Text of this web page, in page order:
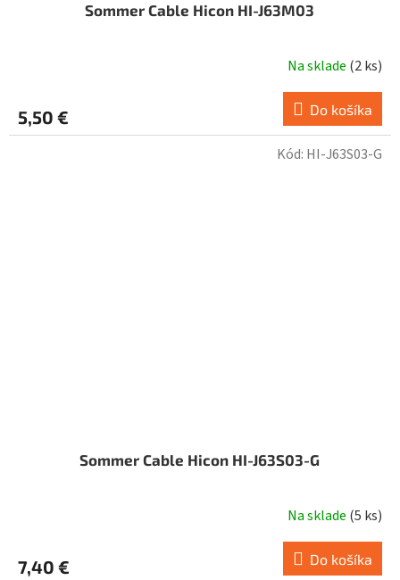
Sommer Cable Hicon HI-J63M03
Na sklade (2 ks)
5,50 € Do košíka
Sommer Cable Hicon HI-J63S03-G
Na sklade (5 ks)
7,40 € Do košíka
Kód: HI-J63S03-G